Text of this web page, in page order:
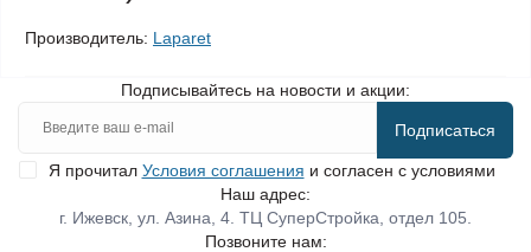
Производитель: Laparet
Подписывайтесь на новости и акции:
Подписаться
Я прочитал Условия соглашения и согласен с условиями
Наш адрес:
г. Ижевск, ул. Азина, 4. ТЦ СуперСтройка, отдел 105.
Позвоните нам: